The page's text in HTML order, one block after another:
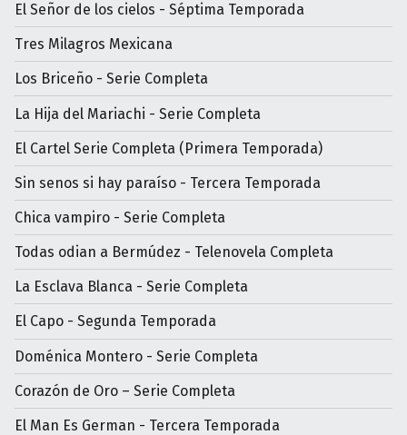
El Señor de los cielos - Séptima Temporada
Tres Milagros Mexicana
Los Briceño - Serie Completa
La Hija del Mariachi - Serie Completa
El Cartel Serie Completa (Primera Temporada)
Sin senos si hay paraíso - Tercera Temporada
Chica vampiro - Serie Completa
Todas odian a Bermúdez - Telenovela Completa
La Esclava Blanca - Serie Completa
El Capo - Segunda Temporada
Doménica Montero - Serie Completa
Corazón de Oro – Serie Completa
El Man Es German - Tercera Temporada